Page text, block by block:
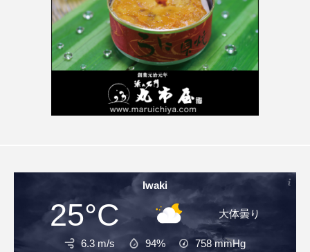
Iwaki
25°C 大体曇り
6.3 m/s 94% 758mmHg